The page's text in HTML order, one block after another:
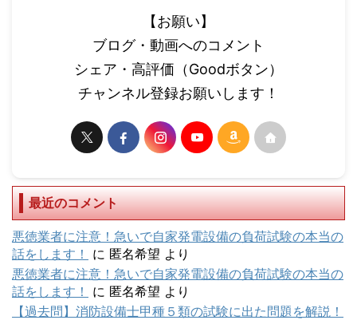
【お願い】
ブログ・動画へのコメント
シェア・高評価（Goodボタン）
チャンネル登録お願いします！
最近のコメント
悪徳業者に注意！急いで自家発電設備の負荷試験の本当の
話をします！
に 匿名希望 より
悪徳業者に注意！急いで自家発電設備の負荷試験の本当の
話をします！
に 匿名希望 より
【過去問】消防設備士甲種５類の試験に出た問題を解説！